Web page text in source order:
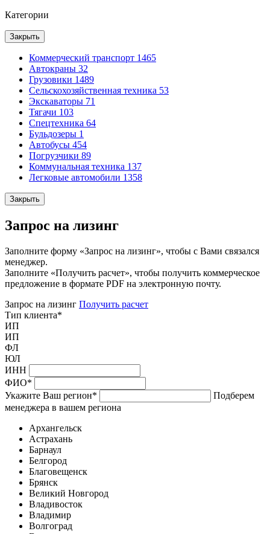
Категории
Закрыть
Коммерческий транспорт 1465
Автокраны 32
Грузовики 1489
Сельскохозяйственная техника 53
Экскаваторы 71
Тягачи 103
Спецтехника 64
Бульдозеры 1
Автобусы 454
Погрузчики 89
Коммунальная техника 137
Легковые автомобили 1358
Закрыть
Запрос на лизинг
Заполните форму «Запрос на лизинг», чтобы с Вами связался
менеджер.
Заполните «Получить расчет», чтобы получить коммерческое
предложение в формате PDF на электронную почту.
Запрос на лизинг Получить расчет
Тип клиента*
ИП
ИП
ФЛ
ЮЛ
ИНН
ФИО*
Укажите Ваш регион*
Подберем
менеджера в вашем региона
Архангельск
Астрахань
Барнаул
Белгород
Благовещенск
Брянск
Великий Новгород
Владивосток
Владимир
Волгоград